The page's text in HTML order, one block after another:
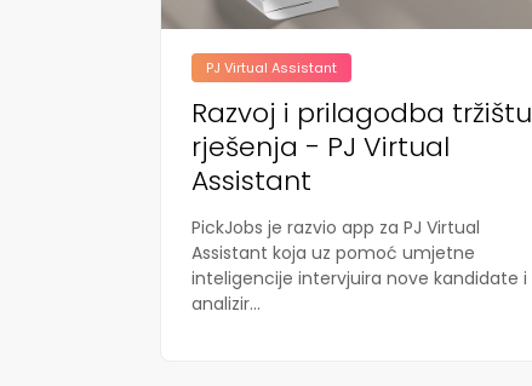
PJ Virtual Assistant
Razvoj i prilagodba tržištu
rješenja - PJ Virtual
Assistant
PickJobs je razvio app za PJ Virtual
Assistant koja uz pomoć umjetne
inteligencije intervjuira nove kandidate i
analizir...